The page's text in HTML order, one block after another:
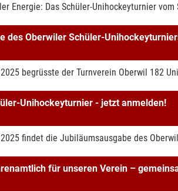
Energie: Das Schüler-Unihockeyturnier
des Oberwiler Schüler-
begrüsste der Turnverein Oberwil 182
Unihockeyturnier - jetzt anmelden!
findet die Jubiläumsausgabe des
für unseren Verein –